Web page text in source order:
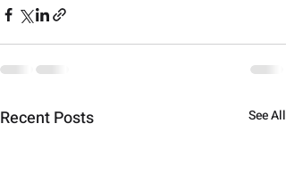
Recent Posts See All